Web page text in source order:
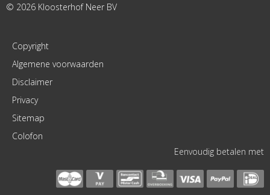
© 2026 Kloosterhof Neer BV
Copyright
Algemene voorwaarden
Disclaimer
Privacy
Sitemap
Colofon
Eenvoudig betalen met